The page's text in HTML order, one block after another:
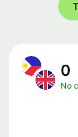
0
No